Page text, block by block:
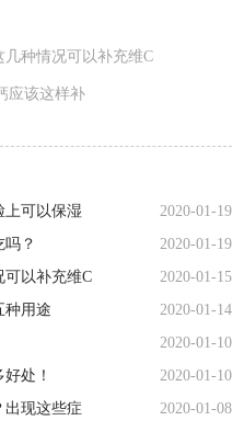
种情况可以补充维C
应该这样补
2020-01-19
上可以保湿
2020-01-19
？
2020-01-15
可以补充维C
2020-01-14
种用途
2020-01-10
2020-01-10
处！
2020-01-08
出现这些症